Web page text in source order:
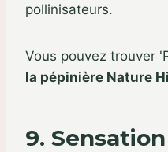
pollinisateurs.
Vous pouvez trouver
la pépinière Nature
9.